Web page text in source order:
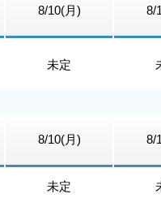
8/10(月) 8/
未定
8/10(月) 8/
未定